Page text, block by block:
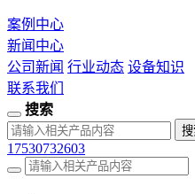
案例中心
新闻中心
公司新闻 行业动态 设备知识
联系我们
搜索
17530732603